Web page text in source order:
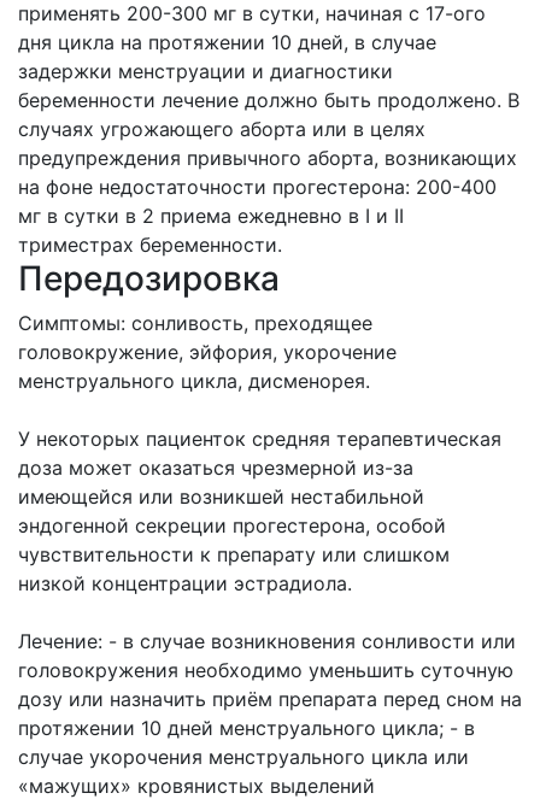
применять 200-300 мг в сутки, начиная с 17-ого
дня цикла на протяжении 10 дней, в случае
задержки менструации и диагностики
беременности лечение должно быть продолжено. В
случаях угрожающего аборта или в целях
предупреждения привычного аборта, возникающих
на фоне недостаточности прогестерона: 200-400
мг в сутки в 2 приема ежедневно в I и II
триместрах беременности.
Передозировка
Симптомы: сонливость, преходящее
головокружение, эйфория, укорочение
менструального цикла, дисменорея.
У некоторых пациенток средняя терапевтическая
доза может оказаться чрезмерной из-за
имеющейся или возникшей нестабильной
эндогенной секреции прогестерона, особой
чувствительности к препарату или слишком
низкой концентрации эстрадиола.
Лечение: - в случае возникновения сонливости или
головокружения необходимо уменьшить суточную
дозу или назначить приём препарата перед сном на
протяжении 10 дней менструального цикла; - в
случае укорочения менструального цикла или
«мажущих» кровянистых выделений